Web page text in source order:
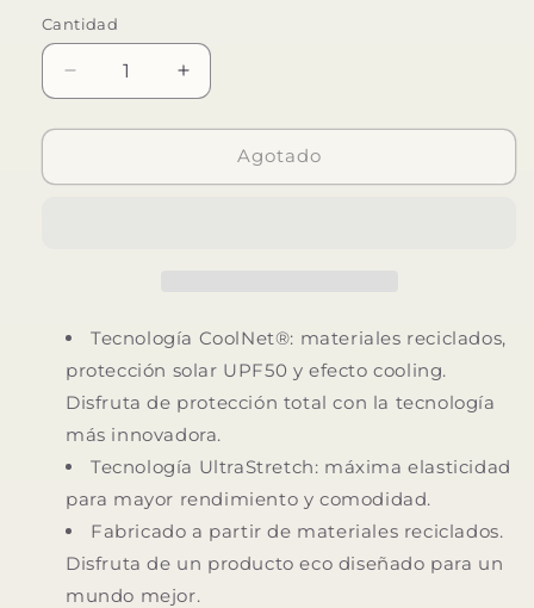
Cantidad
Reducir
cantidad
para
COOLNET
Aumentar
cantidad
para
COOLNET
Agotado
Tecnología CoolNet®: materiales reciclados,
protección solar UPF50 y efecto cooling.
Disfruta de protección total con la tecnología
más innovadora.
Tecnología UltraStretch: máxima elasticidad
para mayor rendimiento y comodidad.
Fabricado a partir de materiales reciclados.
Disfruta de un producto eco diseñado para un
mundo mejor.